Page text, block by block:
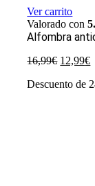
Ver carrito
Valorado con
Alfombra
16,99€ El
original
12,99€El
Descuento de